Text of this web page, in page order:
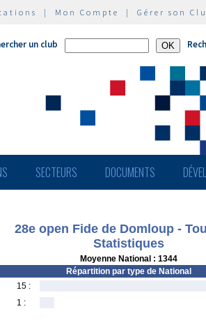
| Mon Compte | Gérer son
un club
SECTEURS DOCUMENTS
28e open Fide de Domloup -
Statistiques
Moyenne National : 1344
Répartition par type de National
15 :
1 :